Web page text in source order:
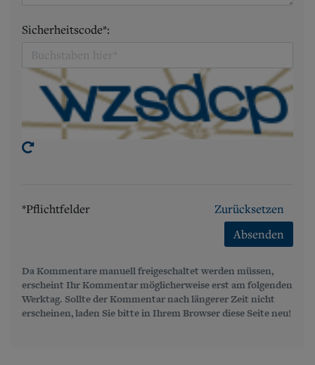
Sicherheitscode*:
*Pflichtfelder
Zurücksetzen
Absenden
Da Kommentare manuell freigeschaltet werden müssen,
erscheint Ihr Kommentar möglicherweise erst am folgenden
Werktag. Sollte der Kommentar nach längerer Zeit nicht
erscheinen, laden Sie bitte in Ihrem Browser diese Seite neu!